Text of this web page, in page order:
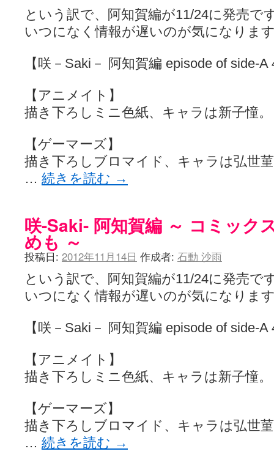
という訳で、阿知賀編が11/24に発売で
いつになく情報が遅いのが気になりま
【咲－Saki－ 阿知賀編 episode of side-A
【アニメイト】
描き下ろしミニ色紙、キャラは新子憧。
【ゲーマーズ】
描き下ろしブロマイド、キャラは弘世
… 続きを読む →
咲-Saki- 阿知賀編 ～ コミック
めも ～
投稿日: 2012年11月14日 作成者: 石動 沙雨
という訳で、阿知賀編が11/24に発売で
いつになく情報が遅いのが気になりま
【咲－Saki－ 阿知賀編 episode of side-A
【アニメイト】
描き下ろしミニ色紙、キャラは新子憧。
【ゲーマーズ】
描き下ろしブロマイド、キャラは弘世
… 続きを読む →